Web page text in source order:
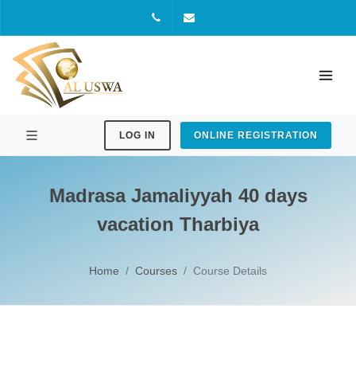
+91
LOG IN ONLINE REGISTRATION
Madrasa Jamaliyyah 40 days
vacation Tharbiya
Home Courses Course Details